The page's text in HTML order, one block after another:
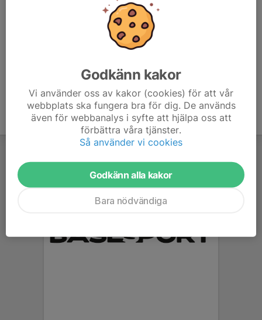
Godkänn kakor
Vi använder oss av kakor (cookies) för att vår
webbplats ska fungera bra för dig. De används
även för webbanalys i syfte att hjälpa oss att
förbättra våra tjänster.
Så använder vi cookies
Godkänn alla kakor
Bara nödvändiga